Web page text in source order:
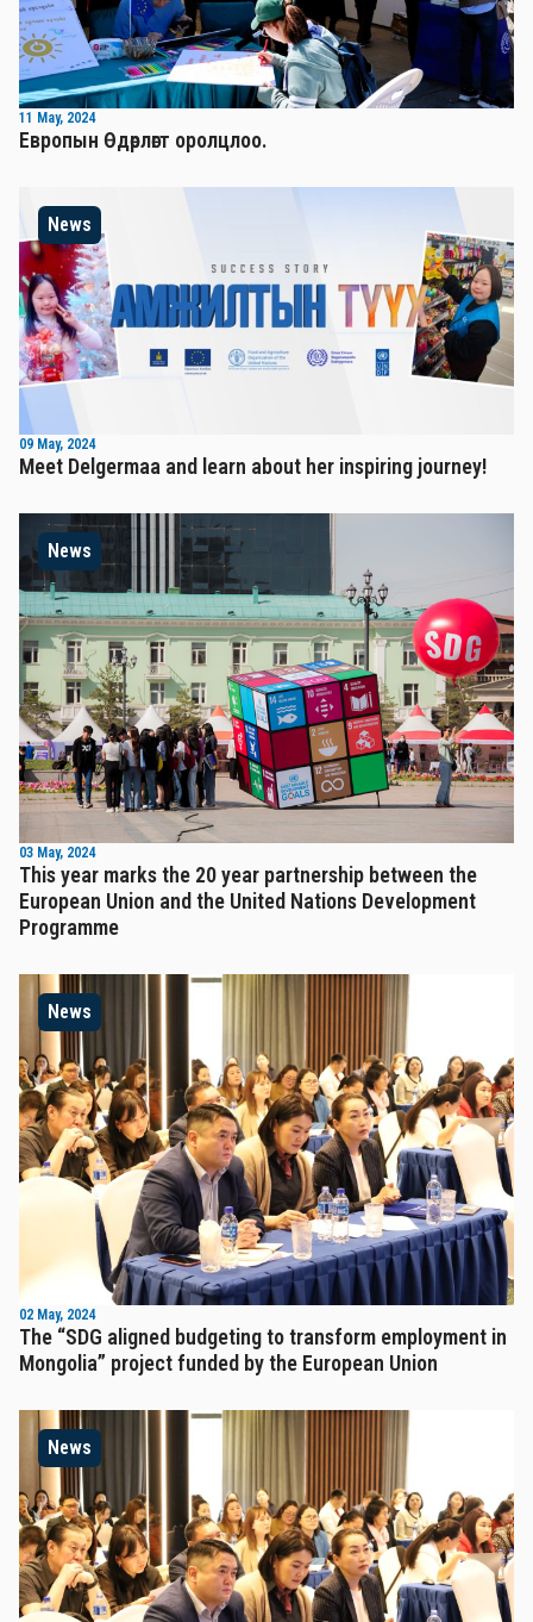
11 May, 2024
Европын Өдөрлөгт оролцлоо.
News
09 May, 2024
Meet Delgermaa and learn about her inspiring journey!
News
03 May, 2024
This year marks the 20 year partnership between the
European Union and the United Nations Development
Programme
News
02 May, 2024
The “SDG aligned budgeting to transform employment in
Mongolia” project funded by the European Union
News